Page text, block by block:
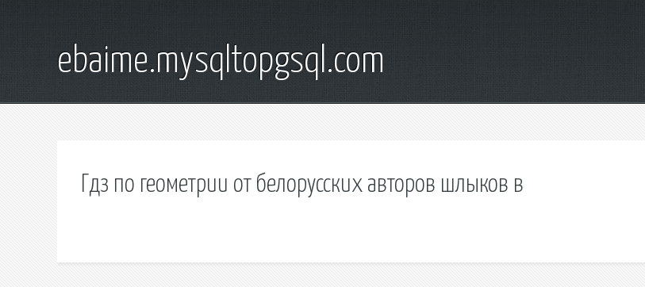
ebaime.mysqltopgsql.com
Гдз по геометрии от белорусских авторов шлыков в